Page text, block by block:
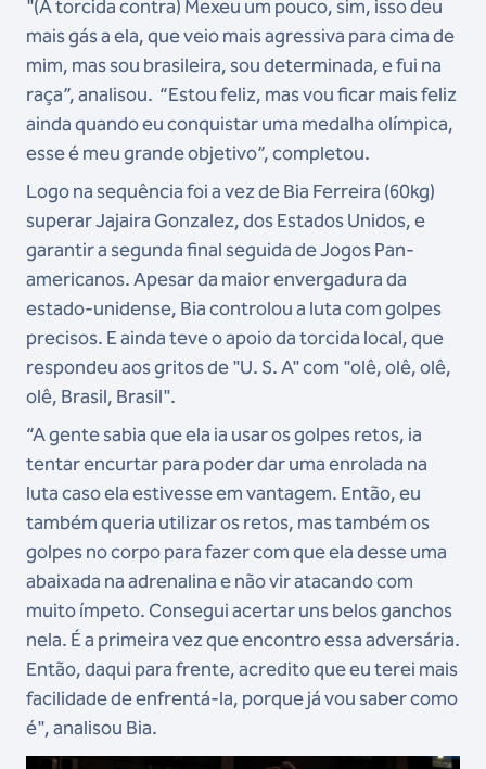
"(A torcida contra) Mexeu um pouco, sim, isso deu
mais gás a ela, que veio mais agressiva para cima de
mim, mas sou brasileira, sou determinada, e fui na
raça”, analisou. “Estou feliz, mas vou ficar mais feliz
ainda quando eu conquistar uma medalha olímpica,
esse é meu grande objetivo”, completou.
Logo na sequência foi a vez de Bia Ferreira (60kg)
superar Jajaira Gonzalez, dos Estados Unidos, e
garantir a segunda final seguida de Jogos Pan-
americanos. Apesar da maior envergadura da
estado-unidense, Bia controlou a luta com golpes
precisos. E ainda teve o apoio da torcida local, que
respondeu aos gritos de "U. S. A" com "olê, olê, olê,
olê, Brasil, Brasil".
“A gente sabia que ela ia usar os golpes retos, ia
tentar encurtar para poder dar uma enrolada na
luta caso ela estivesse em vantagem. Então, eu
também queria utilizar os retos, mas também os
golpes no corpo para fazer com que ela desse uma
abaixada na adrenalina e não vir atacando com
muito ímpeto. Consegui acertar uns belos ganchos
nela. É a primeira vez que encontro essa adversária.
Então, daqui para frente, acredito que eu terei mais
facilidade de enfrentá-la, porque já vou saber como
é", analisou Bia.